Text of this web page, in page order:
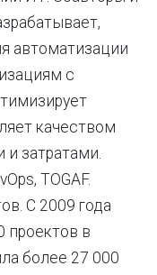
автоматизации
с
качеством
затратами.
TOGAF.
С 2009 года
проектов в
более 27 000